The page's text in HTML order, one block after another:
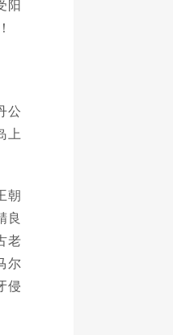
阳
公
上
朝
良
老
尔
侵